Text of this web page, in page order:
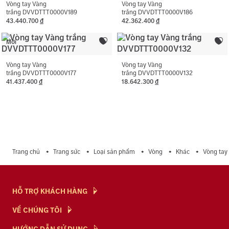
Vòng tay Vàng
trắng DVVDTTT0000V189
43.440.700 đ
Vòng tay Vàng
trắng DVVDTTT0000V186
42.362.400 đ
Mới
Vòng tay Vàng
trắng DVVDTTT0000V177
41.437.400 đ
Vòng tay Vàng
trắng DVVDTTT0000V132
18.642.300 đ
Trang chủ Trang sức Loại sản phẩm Vòng Khác Vòng tay
HỖ TRỢ KHÁCH HÀNG
Hỏi & Đáp
Chính Sách
VỀ CHÚNG TÔI
NTJ Flagship